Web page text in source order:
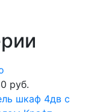
руб.
шкаф 4дв с